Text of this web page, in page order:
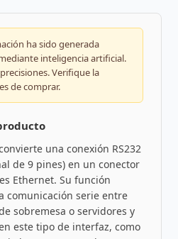
ha sido generada
inteligencia artificial.
Verifique la
de comprar.
una conexión RS232
de 9 pines) en un conector
Ethernet. Su función
comunicación serie entre
sobremesa o servidores y
este tipo de interfaz, como